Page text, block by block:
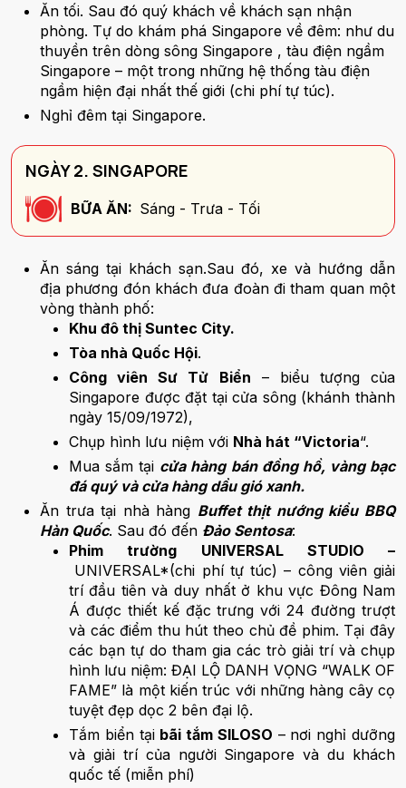
Ăn tối. Sau đó quý khách về khách sạn nhận
phòng. Tự do khám phá Singapore về đêm: như du
thuyền trên dòng sông Singapore , tàu điện ngầm
Singapore – một trong những hệ thống tàu điện
ngầm hiện đại nhất thế giới (chi phí tự túc).
Nghỉ đêm tại Singapore.
NGÀY 2. SINGAPORE
BỮA ĂN: Sáng - Trưa - Tối
Ăn sáng tại khách sạn.Sau đó, xe và hướng dẫn
địa phương đón khách đưa đoàn đi tham quan một
vòng thành phố:
Khu đô thị Suntec City.
Tòa nhà Quốc Hội.
Công viên Sư Tử Biển – biểu tượng của
Singapore được đặt tại cửa sông (khánh thành
ngày 15/09/1972),
Chụp hình lưu niệm với Nhà hát “Victoria“.
Mua sắm tại cửa hàng bán đồng hồ, vàng bạc
đá quý và cửa hàng dầu gió xanh.
Ăn trưa tại nhà hàng Buffet thịt nướng kiểu BBQ
Hàn Quốc. Sau đó đến Đảo Sentosa:
Phim trường UNIVERSAL STUDIO –
UNIVERSAL*(chi phí tự túc) – công viên giải
trí đầu tiên và duy nhất ở khu vực Đông Nam
Á được thiết kế đặc trưng với 24 đường trượt
và các điểm thu hút theo chủ đề phim. Tại đây
các bạn tự do tham gia các trò giải trí và chụp
hình lưu niệm: ĐẠI LỘ DANH VỌNG “WALK OF
FAME” là một kiến trúc với những hàng cây cọ
tuyệt đẹp dọc 2 bên đại lộ.
Tắm biển tại bãi tắm SILOSO – nơi nghỉ dưỡng
và giải trí của người Singapore và du khách
quốc tế (miễn phí)